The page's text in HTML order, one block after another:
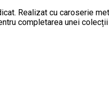
Realizat cu caroserie
completarea unei